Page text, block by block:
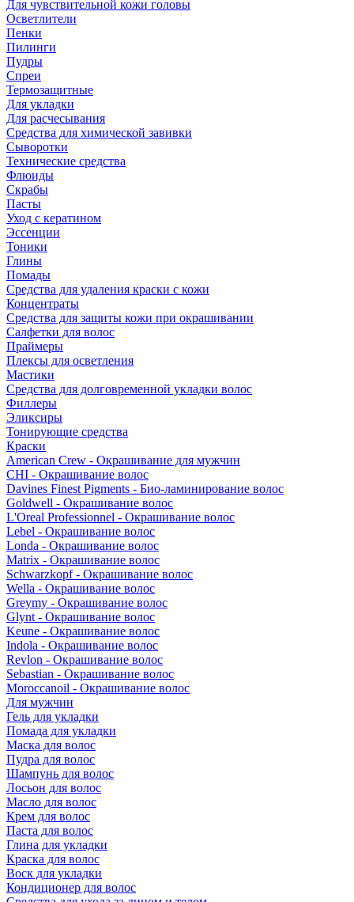
Для чувствительной кожи головы
Осветлители
Пенки
Пилинги
Пудры
Спреи
Термозащитные
Для укладки
Для расчесывания
Средства для химической завивки
Сыворотки
Технические средства
Флюиды
Скрабы
Пасты
Уход с кератином
Эссенции
Тоники
Глины
Помады
Средства для удаления краски с кожи
Концентраты
Средства для защиты кожи при окрашивании
Салфетки для волос
Праймеры
Плексы для осветления
Мастики
Средства для долговременной укладки волос
Филлеры
Эликсиры
Тонирующие средства
Краски
American Crew - Окрашивание для мужчин
CHI - Окрашивание волос
Davines Finest Pigments - Био-ламинирование волос
Goldwell - Окрашивание волос
L'Oreal Professionnel - Окрашивание волос
Lebel - Окрашивание волос
Londa - Окрашивание волос
Matrix - Окрашивание волос
Schwarzkopf - Окрашивание волос
Wella - Окрашивание волос
Greymy - Окрашивание волос
Glynt - Окрашивание волос
Keune - Окрашивание волос
Indola - Окрашивание волос
Revlon - Окрашивание волос
Sebastian - Окрашивание волос
Moroccanoil - Окрашивание волос
Для мужчин
Гель для укладки
Помада для укладки
Маска для волос
Пудра для волос
Шампунь для волос
Лосьон для волос
Масло для волос
Крем для волос
Паста для волос
Глина для укладки
Краска для волос
Воск для укладки
Кондиционер для волос